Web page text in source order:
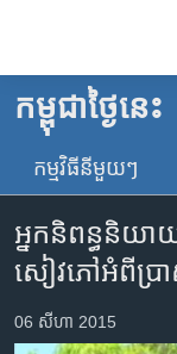
គេហទំព័រ​
ទាក់ទង
និង​
ចូល​
ទៅ​​
ទំព័រ​
ព័ត៌មាន​​
កម្ពុជា
អន្តរជាតិ
ចិន
កម្ពុជាច្នៃប្រតិដ្ឋ
កម្ពុជាថ្ងៃនេះ
កម្មវិធី​នីមួយៗ
អ្នកនិពន្ធ​និយ
សៀវភៅ​អំពី​ប្រា
06 សីហា 2015